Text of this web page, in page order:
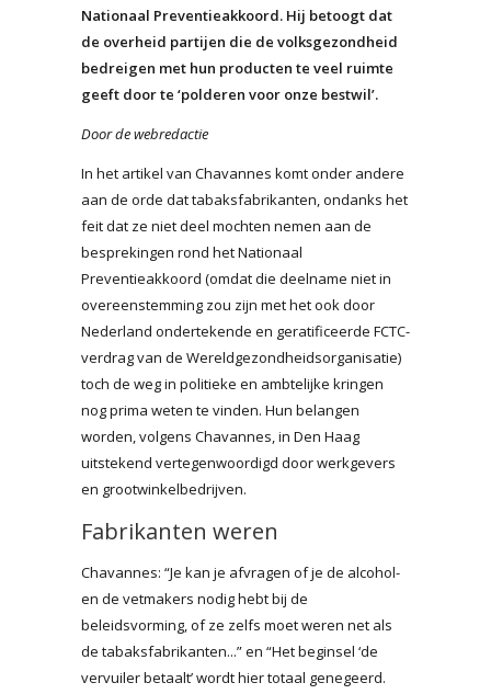
Nationaal Preventieakkoord. Hij betoogt dat
de overheid partijen die de volksgezondheid
bedreigen met hun producten te veel ruimte
geeft door te ‘polderen voor onze bestwil’.
Door de webredactie
In het artikel van Chavannes komt onder andere
aan de orde dat tabaksfabrikanten, ondanks het
feit dat ze niet deel mochten nemen aan de
besprekingen rond het Nationaal
Preventieakkoord (omdat die deelname niet in
overeenstemming zou zijn met het ook door
Nederland ondertekende en geratificeerde FCTC-
verdrag van de Wereldgezondheidsorganisatie)
toch de weg in politieke en ambtelijke kringen
nog prima weten te vinden. Hun belangen
worden, volgens Chavannes, in Den Haag
uitstekend vertegenwoordigd door werkgevers
en grootwinkelbedrijven.
Fabrikanten weren
Chavannes: “Je kan je afvragen of je de alcohol-
en de vetmakers nodig hebt bij de
beleidsvorming, of ze zelfs moet weren net als
de tabaksfabrikanten...” en “Het beginsel ‘de
vervuiler betaalt’ wordt hier totaal genegeerd.